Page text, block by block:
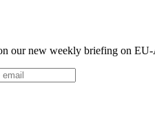
our new weekly briefing on